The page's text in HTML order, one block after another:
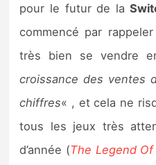
Previews
Précommandes
Précommandes
Sorties de jeux
pour le futur de la
commencé par
très bien se vendre
croissance des ventes
chiffres« , et cela ne
tous les jeux très
d’année (The Legend Of